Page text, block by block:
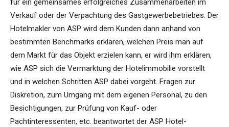
für ein gemeinsames erfolgreiches Zusammenarbeiten im
Verkauf oder der Verpachtung des Gastgewerbebetriebes. Der
Hotelmakler von ASP wird dem Kunden dann anhand von
bestimmten Benchmarks erklären, welchen Preis man auf
dem Markt für das Objekt erzielen kann, er wird ihm erklären,
wie ASP sich die Vermarktung der Hotelimmobilie vorstellt
und in welchen Schritten ASP dabei vorgeht. Fragen zur
Diskretion, zum Umgang mit dem eigenen Personal, zu den
Besichtigungen, zur Prüfung von Kauf- oder
Pachtinteressenten, etc. beantwortet der ASP Hotel-